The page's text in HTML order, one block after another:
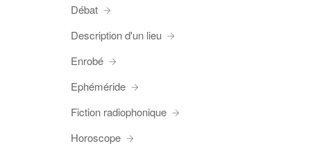
Débat
Description d'un lieu
Enrobé
Ephéméride
Fiction radiophonique
Horoscope